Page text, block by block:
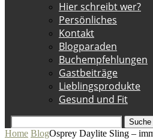
Hier schreibt wer?
Persönliches
Kontakt
Blogparaden
Buchempfehlungen
Gastbeiträge
Lieblingsprodukte
Gesund und Fit
Suche
Home BlogOsprey Daylite Sling –